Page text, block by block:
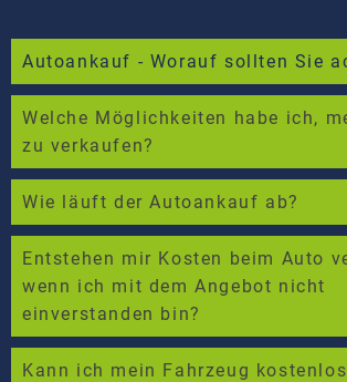
Autoankauf - Worauf sollten Sie
Welche Möglichkeiten habe ich,
zu verkaufen?
Wie läuft der Autoankauf ab?
Entstehen mir Kosten beim Auto
wenn ich mit dem Angebot nicht
einverstanden bin?
Kann ich mein Fahrzeug